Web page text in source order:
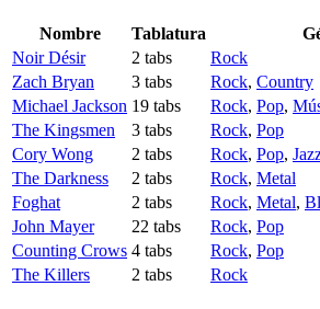
Nombre Tablatura
Noir Désir
2 tabs
Rock
Zach Bryan
3 tabs Rock, Country
Michael Jackson 19 tabs Rock, Pop,
The Kingsmen
3 tabs Rock, Pop
Cory Wong
2 tabs Rock, Pop,
The Darkness
2 tabs Rock, Metal
Foghat
2 tabs Rock, Metal,
John Mayer
22 tabs Rock, Pop
Counting Crows 4 tabs Rock, Pop
The Killers
2 tabs Rock